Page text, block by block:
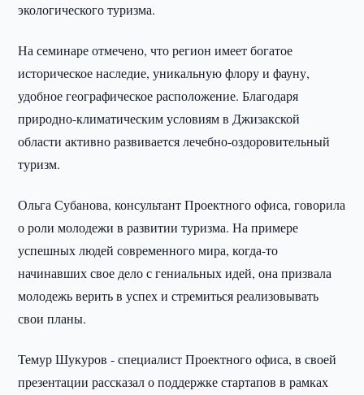
экологического туризма.
На семинаре отмечено, что регион имеет богатое
историческое наследие, уникальную флору и фауну,
удобное географическое расположение. Благодаря
природно-климатическим условиям в Джизакской
области активно развивается лечебно-оздоровительный
туризм.
Ольга Субанова, консультант Проектного офиса, говорила
о роли молодежи в развитии туризма. На примере
успешных людей современного мира, когда-то
начинавших свое дело с гениальных идей, она призвала
молодежь верить в успех и стремиться реализовывать
свои планы.
Темур Шукуров - специалист Проектного офиса, в своей
презентации рассказал о поддержке стартапов в рамках